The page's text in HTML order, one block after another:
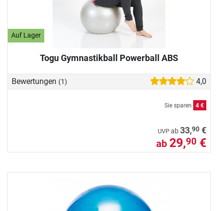
Auf Lager
Togu Gymnastikball Powerball ABS
Bewertungen (1) 4,0
Sie sparen 4 €
UVP ab33,90 €
ab 29,90 €